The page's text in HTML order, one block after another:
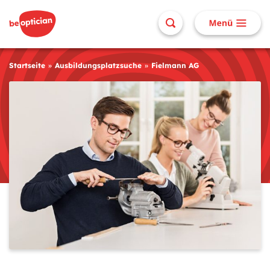
Startseite Ausbildungsplatzsuche Fielmann AG